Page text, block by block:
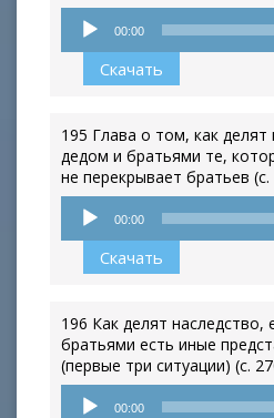
Аудиоплеер
00:00
Скачать
195 Глава о том, как
дедом и братьями те,
не перекрывает братьев
Аудиоплеер
00:00
Скачать
196 Как делят наследство,
братьями есть иные
(первые три ситуации) (с.
Аудиоплеер
00:00